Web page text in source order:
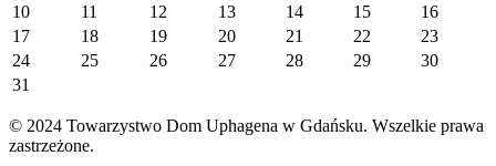
10
11 12 13 14 15
16
17
18 19 20 21 22
23
24
25 26 27 28 29
30
31
© 2024 Towarzystwo Dom Uphagena w Gdańsku. Wszelkie prawa
zastrzeżone.